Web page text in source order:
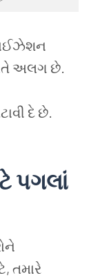
અલગ છે.
દે છે.
પગલાં
, તમારે